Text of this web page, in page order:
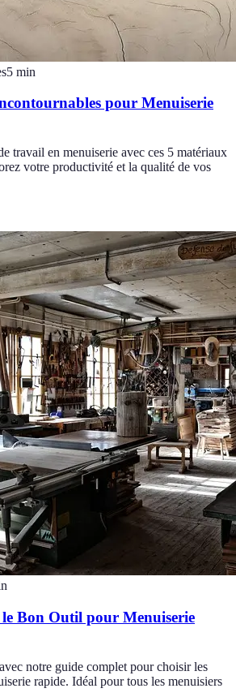
5 min
pour Menuiserie
travail en menuiserie avec ces 5 matériaux
votre productivité et la qualité de vos
Bon Outil pour Menuiserie
notre guide complet pour choisir les
rapide. Idéal pour tous les menuisiers